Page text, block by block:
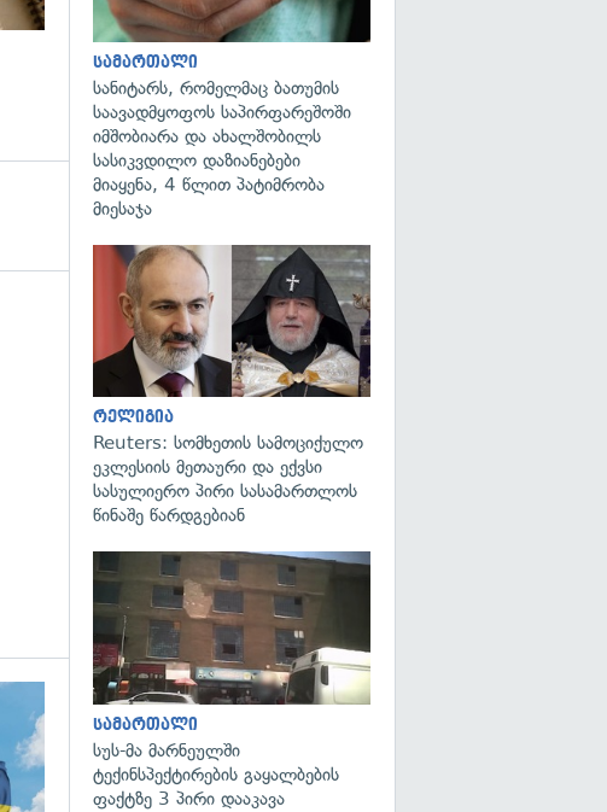
გადახედვა
სამართალი
სანიტარს, რომელმაც ბათუმის
საავადმყოფოს საპირფარეშოში
იმშობიარა და ახალშობილს
სასიკვდილო დაზიანებები
მიაყენა, 4 წლით პატიმრობა
მიესაჯა
რელიგია
Reuters: სომხეთის სამოციქულო
ეკლესიის მეთაური და ექვსი
სასულიერო პირი სასამართლოს
წინაშე წარდგებიან
სამართალი
სუს-მა მარნეულში
ტექინსპექტირების გაყალბების
ფაქტზე 3 პირი დააკავა